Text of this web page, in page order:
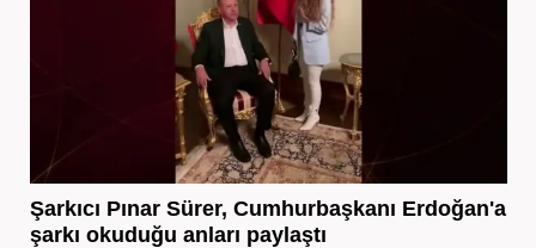
Şarkıcı Pınar Sürer, Cumhurbaşkanı Erdoğan'a
şarkı okuduğu anları paylaştı